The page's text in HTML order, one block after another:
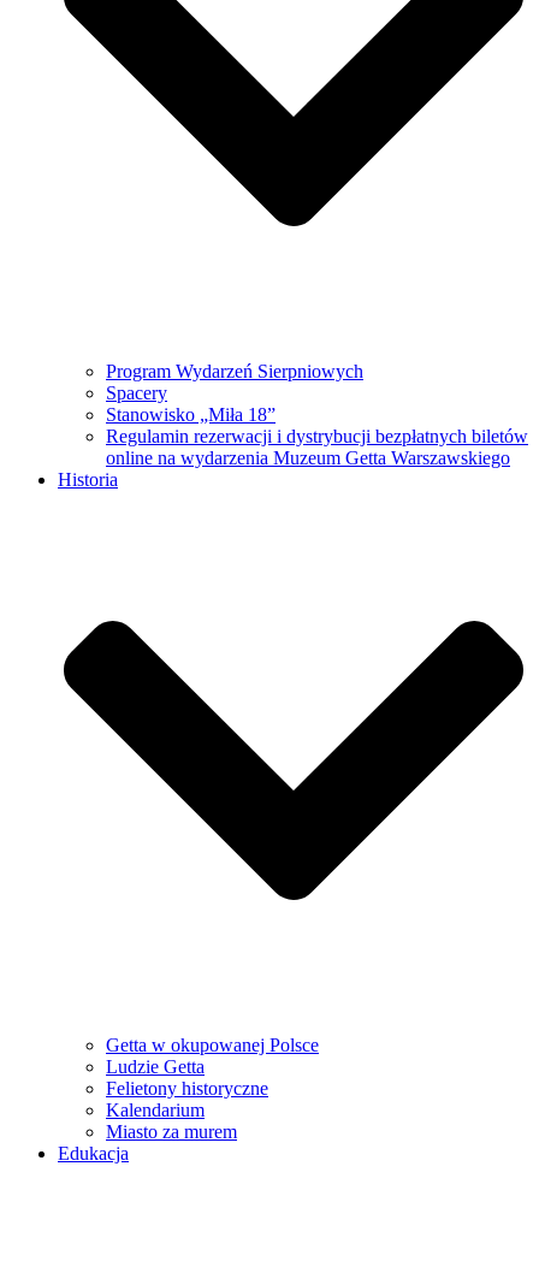
Program Wydarzeń Sierpniowych
Spacery
Stanowisko „Miła 18”
Regulamin rezerwacji i dystrybucji bezpłatnych biletów
online na wydarzenia Muzeum Getta Warszawskiego
Historia
Getta w okupowanej Polsce
Ludzie Getta
Felietony historyczne
Kalendarium
Miasto za murem
Edukacja